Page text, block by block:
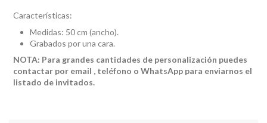
Características:
Medidas: 50 cm (ancho).
Grabados por una cara.
NOTA: Para grandes cantidades de personalización puedes
contactar por email , teléfono o WhatsApp para enviarnos el
listado de invitados.